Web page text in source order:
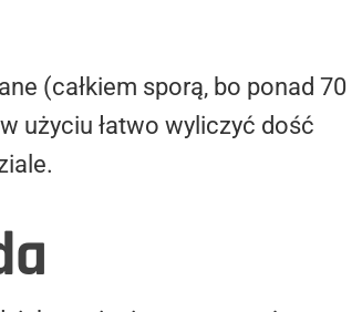
(całkiem sporą, bo ponad 70
użyciu łatwo wyliczyć dość